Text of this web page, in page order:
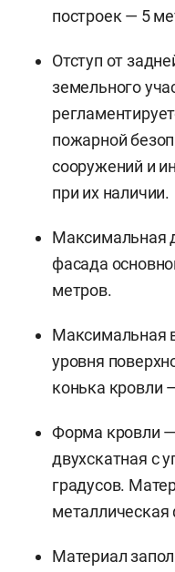
построек — 5
Отступ от
земельного
пожарной
сооружений и
при их наличии.
Максимальная
фасада
метров.
Максимальная
уровня
конька кровли
Форма кровли
двухскатная с
градусов.
металлическая
Материал